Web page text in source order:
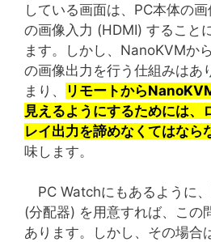
している画面は、PC本体の
の画像入力 (HDMI) すること
ます。しかし、NanoKVMか
の画像出力を行う仕組みはあ
まり、
リモートから
見えるようにするためには、
レイ出力を諦めなくてはなら
味します。
PC Watchにもあるように
(分配器) を用意すれば、この
あります。しかし、その場合